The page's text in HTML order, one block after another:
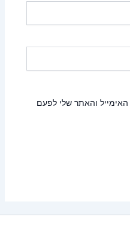
והאתר שלי לפעם